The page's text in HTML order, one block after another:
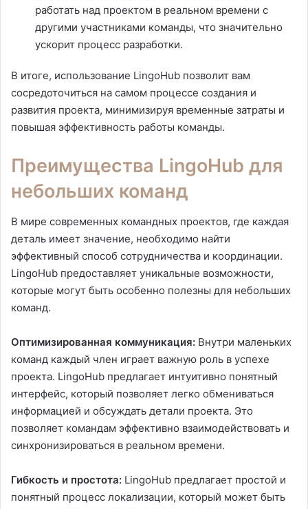
работать над проектом в реальном времени с
другими участниками команды, что значительно
ускорит процесс разработки.
В итоге, использование LingoHub позволит вам
сосредоточиться на самом процессе создания и
развития проекта, минимизируя временные затраты и
повышая эффективность работы команды.
Преимущества LingoHub для
небольших команд
В мире современных командных проектов, где каждая
деталь имеет значение, необходимо найти
эффективный способ сотрудничества и координации.
LingoHub предоставляет уникальные возможности,
которые могут быть особенно полезны для небольших
команд.
Оптимизированная коммуникация: Внутри маленьких
команд каждый член играет важную роль в успехе
проекта. LingoHub предлагает интуитивно понятный
интерфейс, который позволяет легко обмениваться
информацией и обсуждать детали проекта. Это
позволяет командам эффективно взаимодействовать и
синхронизироваться в реальном времени.
Гибкость и простота: LingoHub предлагает простой и
понятный процесс локализации, который может быть